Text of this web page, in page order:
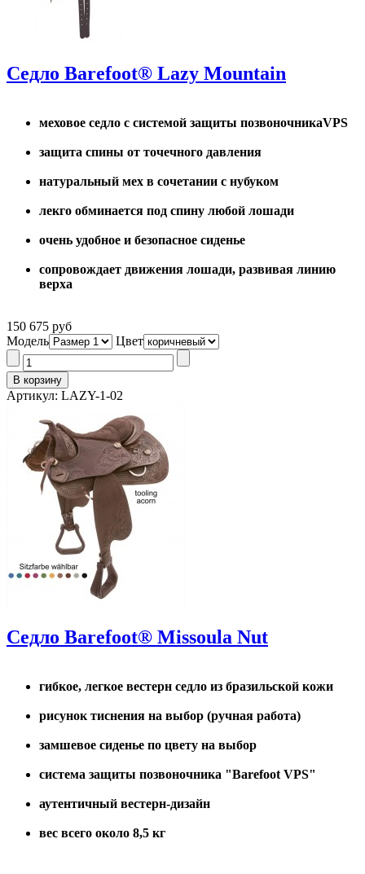
Седло Barefoot® Lazy Mountain
меховое седло с системой защиты позвоночникаVPS
защита спины от точечного давления
натуральный мех в сочетании с нубуком
лекго обминается под спину любой лошади
очень удобное и безопасное сиденье
сопровождает движения лошади, развивая линию
верха
150 675 руб
Модель
Цвет
Артикул: LAZY-1-02
Седло Barefoot® Missoula Nut
гибкое, легкое вестерн седло из бразильской кожи
рисунок тиснения на выбор (ручная работа)
замшевое сиденье по цвету на выбор
система защиты позвоночника "Barefoot VPS"
аутентичный вестерн-дизайн
вес всего около 8,5 кг